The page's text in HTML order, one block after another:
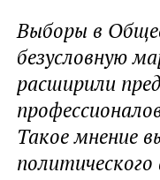
Выборы в
безусловную
расширили
Такое мнение
политического